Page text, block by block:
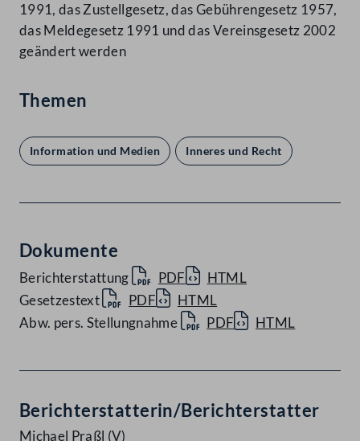
1991, das Zustellgesetz, das Gebührengesetz 1957,
das Meldegesetz 1991 und das Vereinsgesetz 2002
geändert werden
Themen
Information und Medien Inneres und Recht
Dokumente
Berichterstattung PDF
HTML
Gesetzestext
PDF
HTML
Abw. pers. Stellungnahme
PDF HTML
Berichterstatterin/Berichterstatter
Michael Praßl (V)